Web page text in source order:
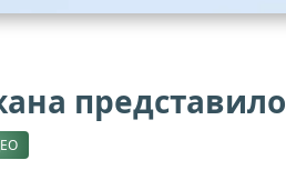
представило